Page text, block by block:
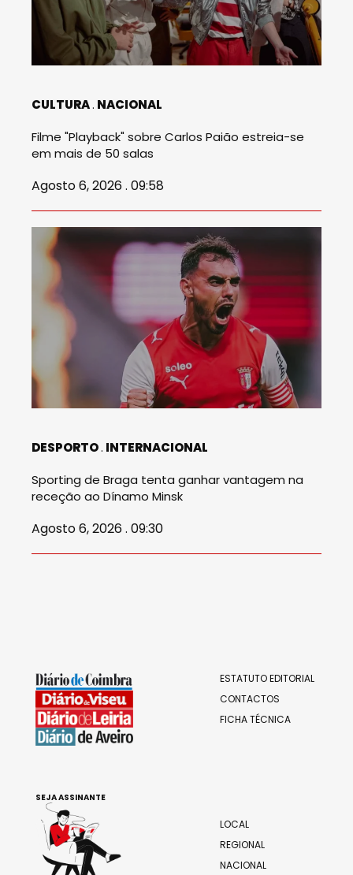
CULTURA NACIONAL
Filme "Playback" sobre Carlos Paião estreia-se
em mais de 50 salas
Agosto 6, 2026 . 09:58
DESPORTO INTERNACIONAL
Sporting de Braga tenta ganhar vantagem na
receção ao Dínamo Minsk
Agosto 6, 2026 . 09:30
ESTATUTO EDITORIAL
CONTACTOS
FICHA TÉCNICA
LOCAL
REGIONAL
NACIONAL
SEJA ASSINANTE